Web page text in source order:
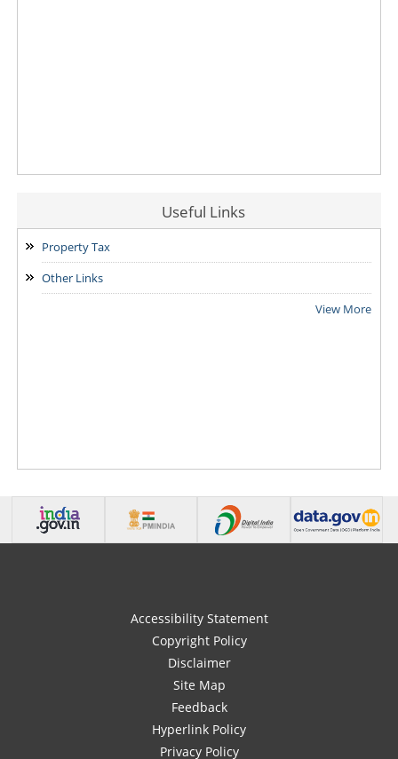
Useful Links
Property Tax
Other Links
View More
Accessibility Statement
Copyright Policy
Disclaimer
Site Map
Feedback
Hyperlink Policy
Privacy Policy